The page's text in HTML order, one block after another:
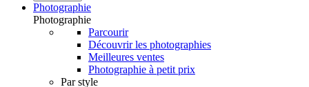
Photographie
Photographie
Parcourir
Découvrir les photographies
Meilleures ventes
Photographie à petit prix
Par style